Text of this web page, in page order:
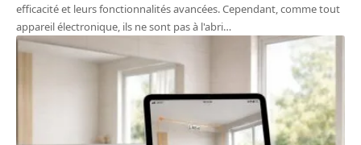
efficacité et leurs fonctionnalités avancées. Cependant, comme tout
appareil électronique, ils ne sont pas à l'abri…